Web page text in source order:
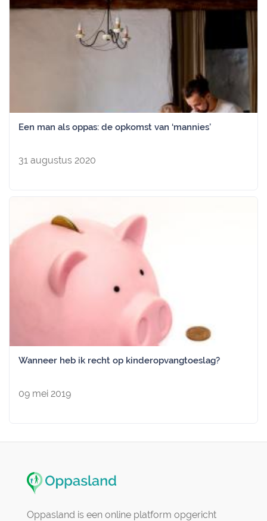
Een man als oppas: de opkomst van ‘mannies’
31 augustus 2020
Wanneer heb ik recht op kinderopvangtoeslag?
09 mei 2019
Oppasland is een online platform opgericht